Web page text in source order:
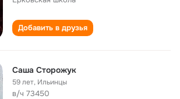
Добавить в друзья
Саша Сторожук
59 лет, Ильинцы
в/ч 73450